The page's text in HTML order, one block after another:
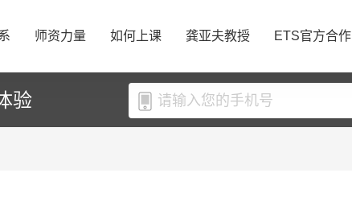
师资力量 如何上课 龚亚夫教授 ETS官方合作
验